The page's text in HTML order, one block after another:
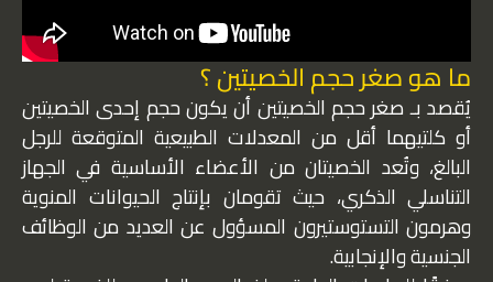
ما هو صغر حجم الخصيتين ؟
يُقصد بـ صغر حجم الخصيتين أن يكون حجم إحدى الخصيتين
أو كلتيهما أقل من المعدلات الطبيعية المتوقعة للرجل
البالغ، وتُعد الخصيتان من الأعضاء الأساسية في الجهاز
التناسلي الذكري، حيث تقومان بإنتاج الحيوانات المنوية
وهرمون التستوستيرون المسؤول عن العديد من الوظائف
الجنسية والإنجابية.